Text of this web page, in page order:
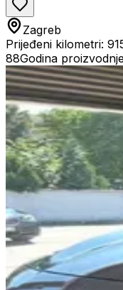
Zagreb
Prijeđeni kilometri:
88Godina